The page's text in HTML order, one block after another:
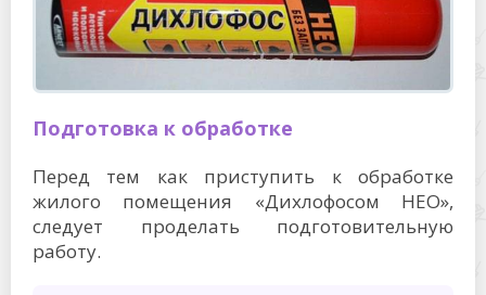
Подготовка к обработке
Перед тем как приступить к обработке
жилого помещения «Дихлофосом НЕО»,
следует проделать подготовительную
работу.